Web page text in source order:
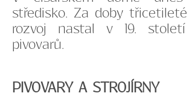
středisko. Za doby
rozvoj nastal v 19.
pivovarů.
PIVOVARY A STROJÍRNY